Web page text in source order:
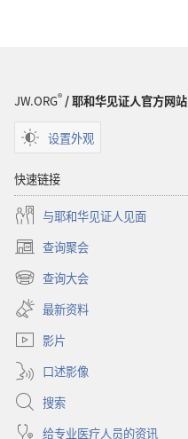
JW.ORG®/ 耶和华见证人官方网站
设置外观
快速链接
与耶和华见证人见面
查询聚会
（打
开
新
窗
口）
查询大会
（打
开
新
窗
最新资料
影片
口述影像
搜索
给专业医疗人员的资讯